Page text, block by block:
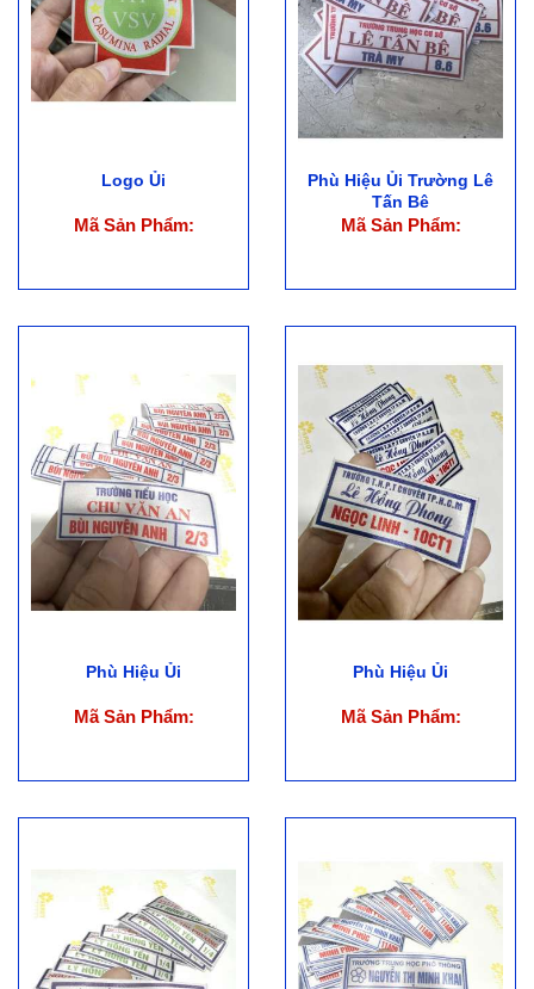
Logo Ủi
Mã Sản Phẩm:
Phù Hiệu Ủi Trường Lê
Tấn Bê
Mã Sản Phẩm:
Phù Hiệu Ủi
Mã Sản Phẩm:
Phù Hiệu Ủi
Mã Sản Phẩm: